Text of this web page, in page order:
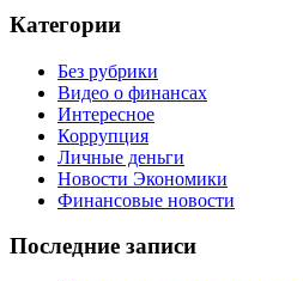
Категории
Без рубрики
Видео о финансах
Интересное
Коррупция
Личные деньги
Новости Экономики
Финансовые новости
Последние записи